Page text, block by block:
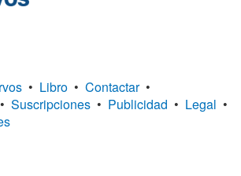
• Libro • Contactar •
• Suscripciones • Publicidad • Legal •